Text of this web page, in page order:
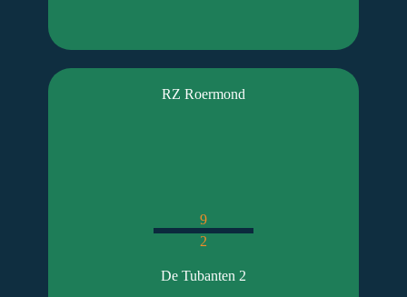
RZ Roermond
9
2
De Tubanten 2